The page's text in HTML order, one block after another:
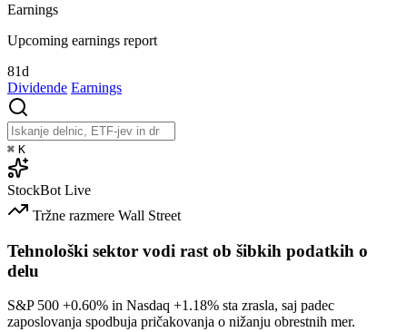
Earnings
Upcoming earnings report
81d
Dividende Earnings
⌘ K
StockBot Live
Tržne razmere Wall Street
Tehnološki sektor vodi rast ob šibkih podatkih o
delu
S&P 500 +0.60% in Nasdaq +1.18% sta zrasla, saj padec
zaposlovanja spodbuja pričakovanja o nižanju obrestnih mer.